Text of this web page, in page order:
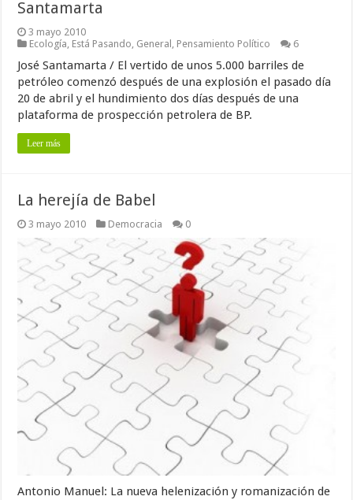
Santamarta
3 mayo 2010
Ecología Está Pasando General Pensamiento Político 6
José Santamarta / El vertido de unos 5.000 barriles de
petróleo comenzó después de una explosión el pasado día
20 de abril y el hundimiento dos días después de una
plataforma de prospección petrolera de BP.
Leer más
La herejía de Babel
3 mayo 2010 Democracia 0
Antonio Manuel: La nueva helenización y romanización de